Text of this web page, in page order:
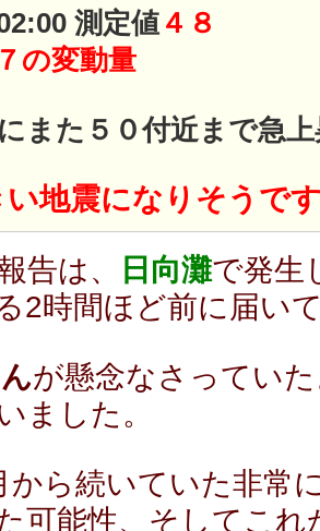
測定値 ４８
の変動量
また５０付近まで急上
地震になりそうです
告は、 日向灘で発生
2時間ほど前に届い
が懸念なさってい
ました。
から続いていた非常
可能性、そしてこ